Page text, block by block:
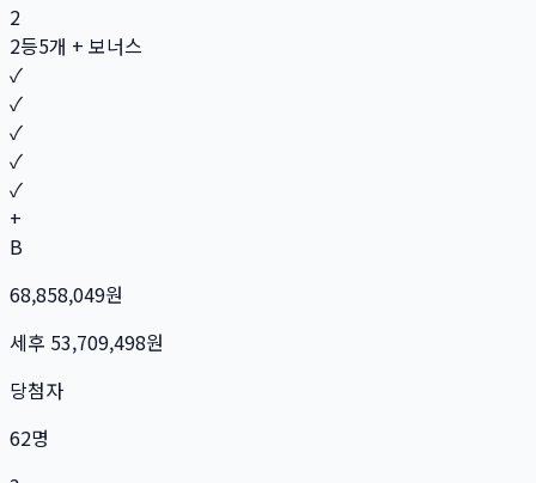
2
2등5개 + 보너스
✓
✓
✓
✓
✓
+
B
68,858,049원
세후 53,709,498원
당첨자
62명